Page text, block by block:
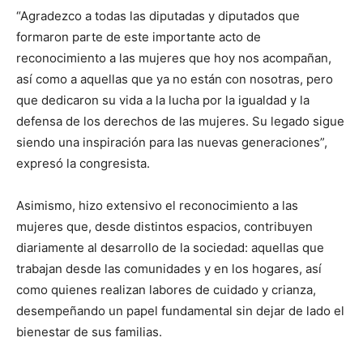
“Agradezco a todas las diputadas y diputados que
formaron parte de este importante acto de
reconocimiento a las mujeres que hoy nos acompañan,
así como a aquellas que ya no están con nosotras, pero
que dedicaron su vida a la lucha por la igualdad y la
defensa de los derechos de las mujeres. Su legado sigue
siendo una inspiración para las nuevas generaciones”,
expresó la congresista.
Asimismo, hizo extensivo el reconocimiento a las
mujeres que, desde distintos espacios, contribuyen
diariamente al desarrollo de la sociedad: aquellas que
trabajan desde las comunidades y en los hogares, así
como quienes realizan labores de cuidado y crianza,
desempeñando un papel fundamental sin dejar de lado el
bienestar de sus familias.